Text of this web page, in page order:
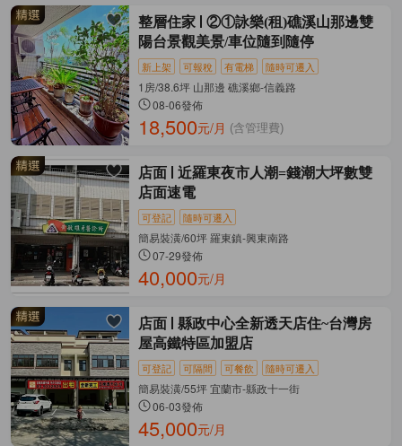
整層住家
②①詠樂(租)礁溪山那邊雙
陽台景觀美景/車位隨到隨停
新上架 可報稅 有電梯 隨時可遷入
1房/38.6坪 山那邊 礁溪鄉-信義路
08-06發佈
18,500元/月 (含管理費)
店面
近羅東夜市人潮=錢潮大坪數雙
店面速電
可登記 隨時可遷入
簡易裝潢/60坪 羅東鎮-興東南路
07-29發佈
40,000元/月
店面
縣政中心全新透天店住~台灣房
屋高鐵特區加盟店
可登記 可隔間 可餐飲 隨時可遷入
簡易裝潢/55坪 宜蘭市-縣政十一街
06-03發佈
45,000元/月